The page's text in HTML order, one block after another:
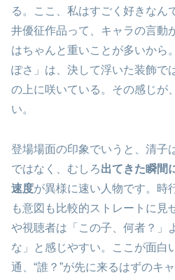
る。ここ、私はすごく好きなん
井優征作品って、キャラの言動
はちゃんと重いことが多いから
ぽさ」は、決して浮いた装飾で
の上に咲いている。その感じが
い。
登場場面の印象でいうと、清子
ではなく、むしろ出てきた瞬間
速度が異様に速い人物です。時
も意図も比較的ストレートに見
や視聴者は「この子、何者？」
な」と感じやすい。ここが面白
通、“誰？”が先に来るはずのキャ